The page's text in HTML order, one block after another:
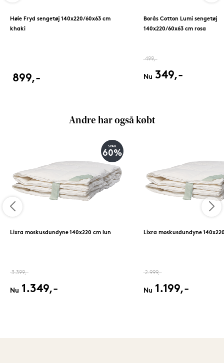
Høie Fryd sengetøj 140x220/60x63 cm
khaki
899,-
Borås Cotton Lumi sengetøj
140x220/60x63 cm rosa
499,-
Nu 349,-
Andre har også købt
SPAR
60%
Lixra moskusdundyne 140x220 cm lun
3.399,-
Nu 1.349,-
Lixra moskusdundyne
2.999,-
Nu 1.199,-